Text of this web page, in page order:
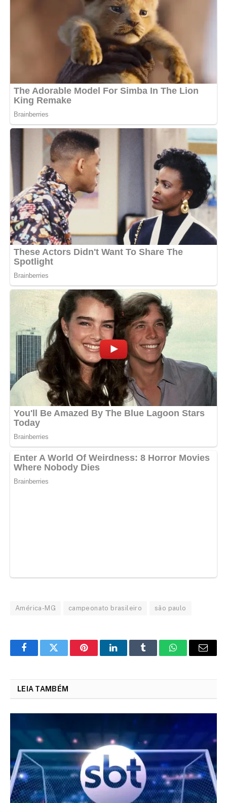
América-MG campeonato brasileiro são paulo
FacebookTwitter PinterestLinkedInTumblr WhatsAppEmail
LEIA TAMBÉM